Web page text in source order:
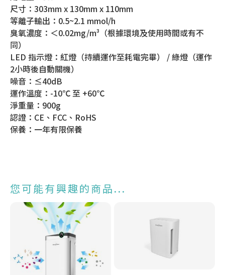
尺寸：303mm x 130mm x 110mm
等離子輸出：0.5~2.1 mmol/h
臭氧濃度：＜0.02mg/m³（根據環境及使用時間或有不
同）
LED 指示燈：紅燈（持續運作至耗電完畢） / 綠燈（運作
2小時後自動關機）
噪音：≤40dB
運作溫度：-10℃ 至 +60℃
淨重量：900g
認證：CE、FCC、RoHS
保養：一年有限保養
您可能有興趣的商品...